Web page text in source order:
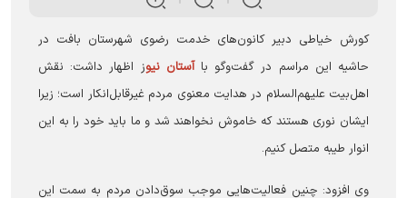
کورش خیاطی دبیر کانون‌های خدمت رضوی شهرستان بافت در
حاشیه این مراسم در گفت‌وگو باآستان نیوز اظهار داشت: نقش
اهل‌بیت علیهم‌السلام در هدایت معنوی مردم غیرقابل‌انکار است؛ زیرا
ایشان نوری هستند که خاموش نخواهند شد و ما باید خود را به این
انوار طیبه متصل کنیم.
وی افزود: چنین فعالیت‌هایی موجب سوق‌دادن مردم به سمت این